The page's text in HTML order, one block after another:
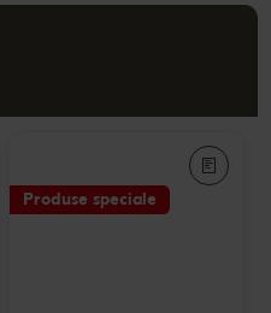
Produse speciale